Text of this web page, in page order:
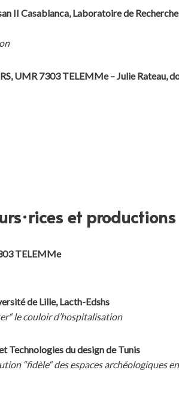
II Casablanca, Laboratoire de
UMR 7303 TELEMMe – Julie Rateau,
et
TELEMMe
de Lille, Lacth-Edshs
le couloir d’hospitalisation
Technologies du design de Tunis
“fidèle“ des espaces archéologiques